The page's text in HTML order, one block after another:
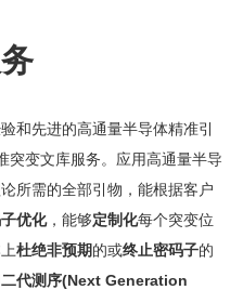
和先进的高通量半导体精准引
突变文库服务。应用高通量半导
所需的全部引物，能根据客户
优化，能够定制化每个突变位
杜绝非预期的或终止密码子的
二代测序(Next Generation